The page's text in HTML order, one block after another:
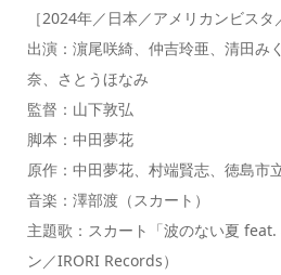
［2024年／日本／アメリカンビスタ
出演：濵尾咲綺、仲吉玲亜、清田み
奈、さとうほなみ
監督：山下敦弘
脚本：中田夢花
原作：中田夢花、村端賢志、徳島市
音楽：澤部渡（スカート）
主題歌：スカート「波のない夏
ン／IRORI Records）